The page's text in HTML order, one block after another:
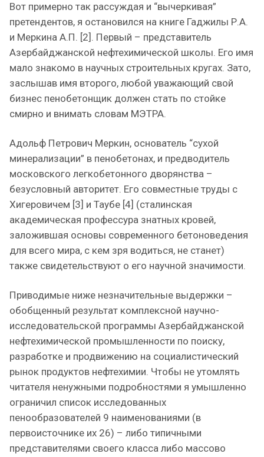
Вот примерно так рассуждая и “вычеркивая”
претендентов, я остановился на книге Гаджилы Р.А.
и Меркина А.П. [2]. Первый – представитель
Азербайджанской нефтехимической школы. Его имя
мало знакомо в научных строительных кругах. Зато,
заслышав имя второго, любой уважающий свой
бизнес пенобетонщик должен стать по стойке
смирно и внимать словам МЭТРА.
Адольф Петрович Меркин, основатель “сухой
минерализации” в пенобетонах, и предводитель
московского легкобетонного дворянства –
безусловный авторитет. Его совместные труды с
Хигеровичем [3] и Таубе [4] (сталинская
академическая профессура знатных кровей,
заложившая основы современного бетоноведения
для всего мира, с кем зря водиться, не станет)
также свидетельствуют о его научной значимости.
Приводимые ниже незначительные выдержки –
обобщенный результат комплексной научно-
исследовательской программы Азербайджанской
нефтехимической промышленности по поиску,
разработке и продвижению на социалистический
рынок продуктов нефтехимии. Чтобы не утомлять
читателя ненужными подробностями я умышленно
ограничил список исследованных
пенообразователей 9 наименованиями (в
первоисточнике их 26) – либо типичными
представителями своего класса либо массово